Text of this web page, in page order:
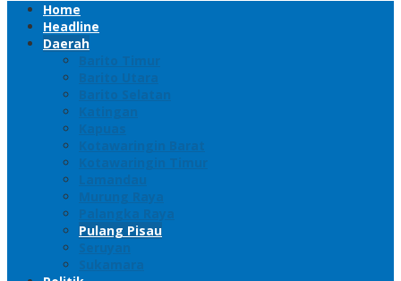
Home
Headline
Daerah
Barito Timur
Barito Utara
Barito Selatan
Katingan
Kapuas
Kotawaringin Barat
Kotawaringin Timur
Lamandau
Murung Raya
Palangka Raya
Pulang Pisau
Seruyan
Sukamara